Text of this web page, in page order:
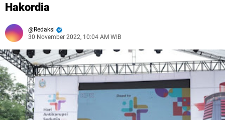
Hakordia
Redaksi
30 November 2022, 10:04 AM WIB